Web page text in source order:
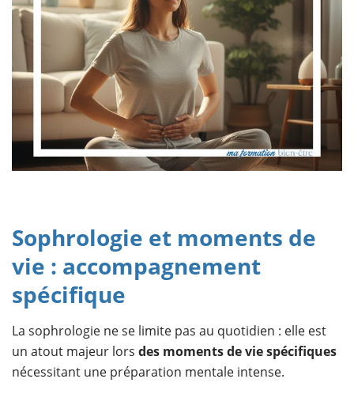
Sophrologie et moments de
vie : accompagnement
spécifique
La sophrologie ne se limite pas au quotidien : elle est
un atout majeur lors des moments de vie spécifiques
nécessitant une préparation mentale intense.